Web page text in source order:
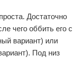
Достаточно
чего оббить его с
вариант) или
Под низ